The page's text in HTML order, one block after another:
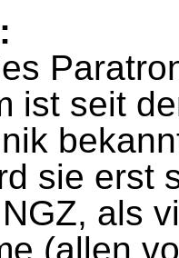
ist seit
sie erst
als
(allen